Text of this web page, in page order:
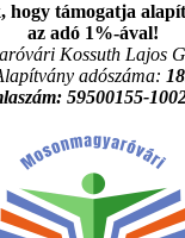
hogy támogatja
az adó 1%-ával!
Kossuth Lajos
adószáma:
59500155-